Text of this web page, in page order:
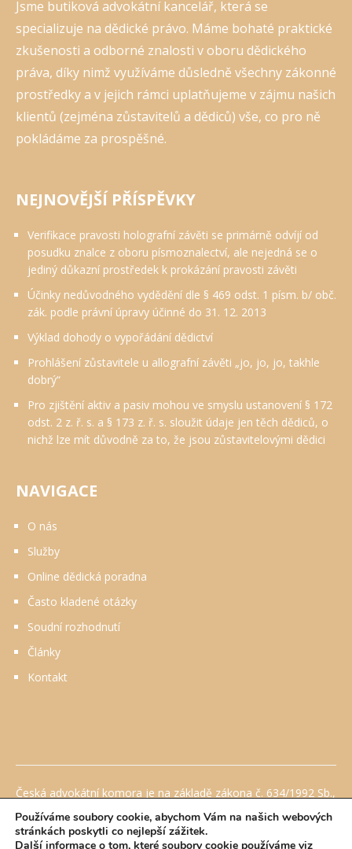
Jsme butiková advokátní kancelář, která se
specializuje na dědické právo. Máme bohaté praktické
zkušenosti a odborné znalosti v oboru dědického
práva, díky nimž využíváme důsledně všechny zákonné
prostředky a v jejich rámci uplatňujeme v zájmu našich
klientů (zejména zůstavitelů a dědiců) vše, co pro ně
pokládáme za prospěšné.
NEJNOVĚJŠÍ PŘÍSPĚVKY
Verifikace pravosti holografní závěti se primárně odvíjí od
posudku znalce z oboru písmoznalectví, ale nejedná se o
jediný důkazní prostředek k prokázání pravosti závěti
Účinky nedůvodného vydědění dle § 469 odst. 1 písm. b/ obč.
zák. podle právní úpravy účinné do 31. 12. 2013
Výklad dohody o vypořádání dědictví
Prohlášení zůstavitele u allografní závěti „jo, jo, jo, takhle
dobrý“
Pro zjištění aktiv a pasiv mohou ve smyslu ustanovení § 172
odst. 2 z. ř. s. a § 173 z. ř. s. sloužit údaje jen těch dědiců, o
nichž lze mít důvodně za to, že jsou zůstavitelovými dědici
NAVIGACE
O nás
Služby
Online dědická poradna
Často kladené otázky
Soudní rozhodnutí
Články
Kontakt
Česká advokátní komora je na základě zákona č. 634/1992 Sb.,
o ochraně spotřebitele, ve znění pozdějších předpisů
pověřena Ministerstvem průmyslu a obchodu mimosoudním
řešením sporů mezi advokátem a spotřebitelem ze smluv o
Používáme soubory cookie, abychom Vám na našich webových
stránkách poskytli co nejlepší zážitek.
Další informace o tom, které soubory cookie používáme viz